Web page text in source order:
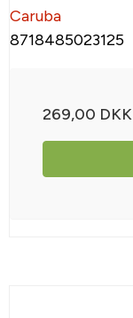
Caruba
8718485023125
269,00 DKK